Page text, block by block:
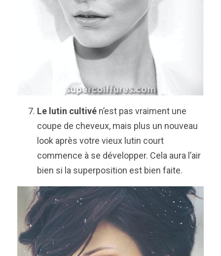
Le lutin cultivé n’est pas vraiment une
coupe de cheveux, mais plus un nouveau
look après votre vieux lutin court
commence à se développer. Cela aura l’air
bien si la superposition est bien faite.